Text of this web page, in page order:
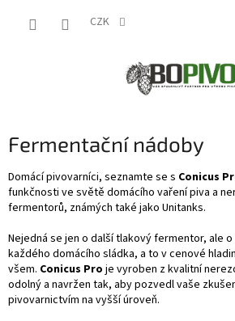
CZK
Fermentační nádoby
Domácí pivovarníci, seznamte se s Conicus
funkčnosti ve světě domácího vaření piva a
fermentorů, známých také jako Unitanks.
Nejedná se jen o další tlakový fermentor, ale
každého domácího sládka, a to v cenové
všem. Conicus Pro je vyroben z kvalitní
odolný a navržen tak, aby pozvedl vaše
pivovarnictvím na vyšší úroveň.